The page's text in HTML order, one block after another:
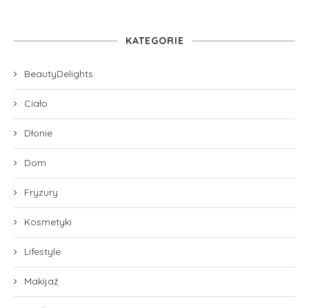
KATEGORIE
BeautyDelights
Ciało
Dłonie
Dom
Fryzury
Kosmetyki
Lifestyle
Makijaż